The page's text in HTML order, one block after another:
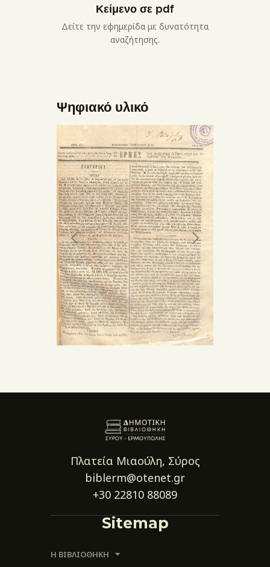
Κείμενο σε pdf
Δείτε την εφημερίδα με δυνατότητα
αναζήτησης.
Ψηφιακό υλικό
Πλατεία Μιαούλη, Σύρος
biblerm@otenet.gr
+30 22810 88089
Sitemap
Η ΒΙΒΛΙΟΘΗΚΗ